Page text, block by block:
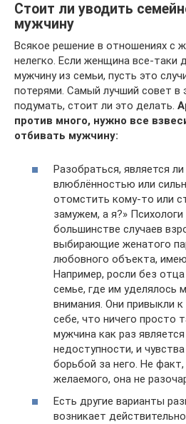
Стоит ли уводить
мужчину
Всякое решение в отношениях с
нелегко. Если женщина все-таки
мужчину из семьи, пусть это
потерями. Самый лучший совет в
подумать, стоит ли это делать.
против много, нужно все
отбивать мужчину:
Разобраться, является
влюблённостью или
отомстить кому-то или
замужем, а я?»
большинстве случаев
выбирающие женатого
любовного объекта,
Например, росли без
семье, где им уделялось
внимания. Они привыкли
себе, что ничего просто
мужчина как раз
недоступности, и
борьбой за него. Не
желаемого, она не
Есть другие варианты
возникает